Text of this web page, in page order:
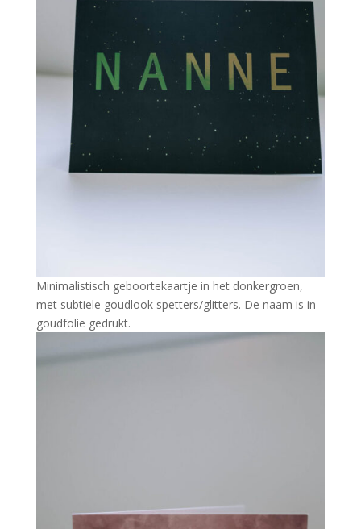
Minimalistisch geboortekaartje in het donkergroen,
met subtiele goudlook spetters/glitters. De naam is in
goudfolie gedrukt.